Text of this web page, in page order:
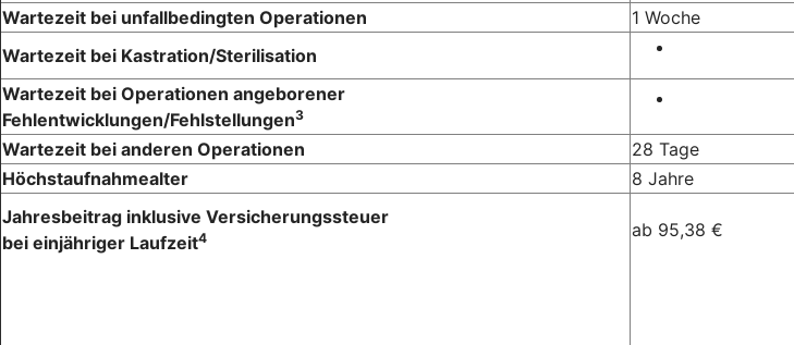
Wartezeit bei unfallbedingten Operationen
1 Woche
Wartezeit bei Kastration/Sterilisation
Wartezeit bei Operationen angeborener
Fehlentwicklungen/Fehlstellungen3
Wartezeit bei anderen Operationen
28 Tage
Höchstaufnahmealter
8 Jahre
Jahresbeitrag inklusive Versicherungssteuer
bei einjähriger Laufzeit4 ab 95,38 €